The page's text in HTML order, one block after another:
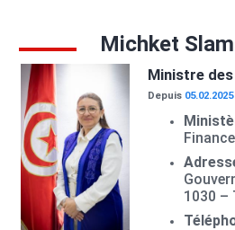
Michket
Image Ministre
Depuis 05.02.2025
1030 –